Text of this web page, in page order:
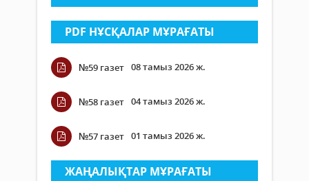
PDF НҰСҚАЛАР МҰРАҒАТЫ
№59 газет 08 тамыз 2026 ж.
№58 газет 04 тамыз 2026 ж.
№57 газет 01 тамыз 2026 ж.
ЖАҢАЛЫҚТАР МҰРАҒАТЫ